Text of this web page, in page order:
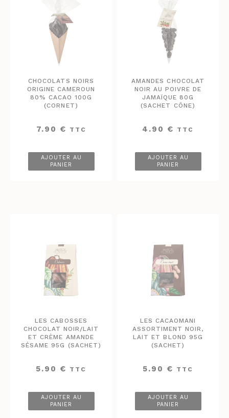
CHOCOLATS NOIRS
ORIGINE CAMEROUN
80% CACAO 100G
(CORNET)
7.90 € TTC
AJOUTER AU
PANIER
AMANDES CHOCOLAT
NOIR AU POIVRE DE
JAMAÏQUE 80G
(SACHET CÔNE)
4.90 € TTC
AJOUTER AU
PANIER
LES CABOSSES
CHOCOLAT NOIR/LAIT
ET CRÈME AMANDE
SÉSAME 95G (SACHET)
5.90 € TTC
AJOUTER AU
PANIER
LES CACAOMANI
ASSORTIMENT NOIR,
LAIT ET BLOND 95G
(SACHET)
5.90 € TTC
AJOUTER AU
PANIER